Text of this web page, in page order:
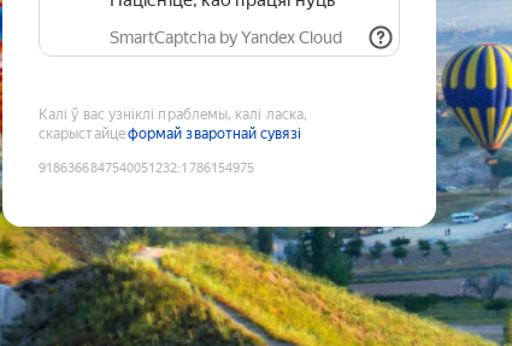
SmartCaptcha by Yandex Cloud
Калі ў вас узніклі праблемы, калі ласка,
скарыстайцеформай зваротнай сувязі
9186366847540051232:1786154975